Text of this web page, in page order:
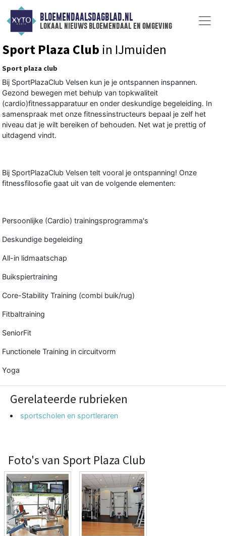
BLOEMENDAALSDAGBLAD.NL
lokaal nieuws bloemendaal en omgeving
Sport Plaza Club in IJmuiden
Sport plaza club
Bij SportPlazaClub Velsen kun je je ontspannen inspannen.
Gezond bewegen met behulp van topkwaliteit
(cardio)fitnessapparatuur en onder deskundige begeleiding. In
samenspraak met onze fitnessinstructeurs bepaal je zelf het
niveau dat je wilt bereiken of behouden. Net wat je prettig of
uitdagend vindt.
Bij SportPlazaClub Velsen telt vooral je ontspanning! Onze
fitnessfilosofie gaat uit van de volgende elementen:
Persoonlijke (Cardio) trainingsprogramma's
Deskundige begeleiding
All-in lidmaatschap
Buikspiertraining
Core-Stability Training (combi buik/rug)
Fitbaltraining
SeniorFit
Functionele Training in circuitvorm
Yoga
Gerelateerde rubrieken
sportscholen en sportleraren
Foto's van Sport Plaza Club